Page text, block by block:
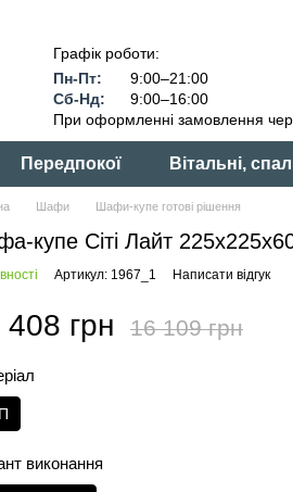
Графік роботи:
Пн-Пт:
9:00–21:00
Сб-Нд:
9:00–16:00
При оформленні замовлення
Передпокої Вітальні,
Шафи Шафи-купе готові рішення
купе Сіті Лайт
Артикул: 1967_1 Написати відгук
408 грн 16 109 грн
виконання